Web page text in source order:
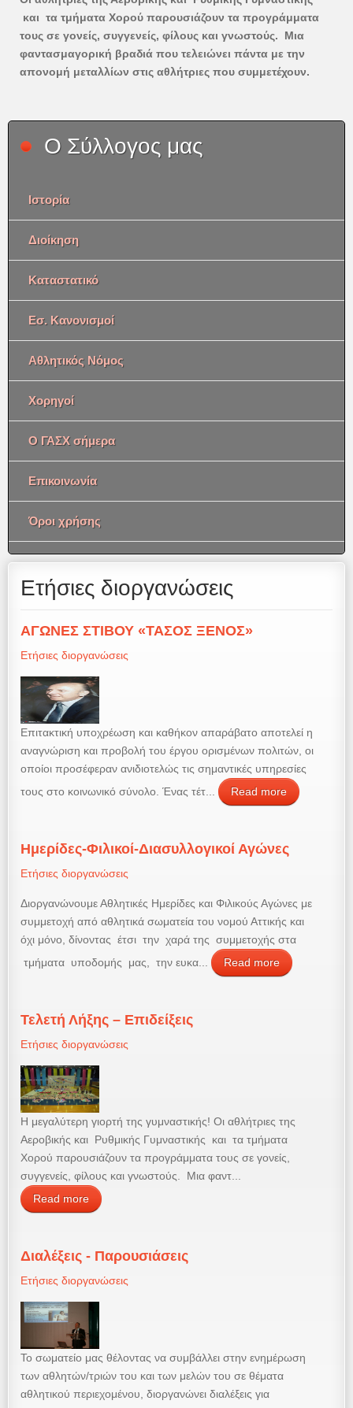
και τα τμήματα Χορού παρουσιάζουν τα προγράμματα
τους σε γονείς, συγγενείς, φίλους και γνωστούς. Μια
φαντασμαγορική βραδιά που τελειώνει πάντα με την
απονομή μεταλλίων στις αθλήτριες που συμμετέχουν.
Ο Σύλλογος μας
Ιστορία
Διοίκηση
Καταστατικό
Εσ. Κανονισμοί
Αθλητικός Νόμος
Χορηγοί
Ο ΓΑΣΧ σήμερα
Επικοινωνία
Όροι χρήσης
Ετήσιες διοργανώσεις
ΑΓΩΝΕΣ ΣΤΙΒΟΥ «ΤΑΣΟΣ ΞΕΝΟΣ»
Ετήσιες διοργανώσεις
Επιτακτική υποχρέωση και καθήκον απαράβατο αποτελεί η
αναγνώριση και προβολή του έργου ορισμένων πολιτών, οι
οποίοι προσέφεραν ανιδιοτελώς τις σημαντικές υπηρεσίες
τους στο κοινωνικό σύνολο. Ένας τέτ...
Read more
Ημερίδες-Φιλικοί-Διασυλλογικοί Αγώνες
Ετήσιες διοργανώσεις
Διοργανώνουμε Αθλητικές Ημερίδες και Φιλικούς Αγώνες με
συμμετοχή από αθλητικά σωματεία του νομού Αττικής και
όχι μόνο, δίνοντας έτσι την χαρά της συμμετοχής στα
τμήματα υποδομής μας, την ευκα...
Read more
Τελετή Λήξης – Επιδείξεις
Ετήσιες διοργανώσεις
Η μεγαλύτερη γιορτή της γυμναστικής! Οι αθλήτριες της
Αεροβικής και Ρυθμικής Γυμναστικής και τα τμήματα
Χορού παρουσιάζουν τα προγράμματα τους σε γονείς,
συγγενείς, φίλους και γνωστούς. Μια φαντ...
Read more
Διαλέξεις - Παρουσιάσεις
Ετήσιες διοργανώσεις
Το σωματείο μας θέλοντας να συμβάλλει στην ενημέρωση
των αθλητών/τριών του και των μελών του σε θέματα
αθλητικού περιεχομένου, διοργανώνει διαλέξεις για